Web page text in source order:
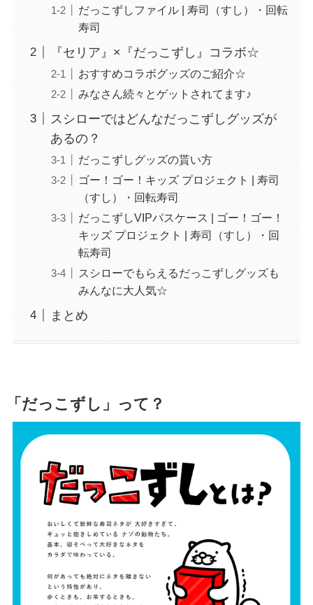
だっこずしファイル | 寿司（すし）・回転
寿司
『セリア』×『だっこずし』コラボ☆
おすすめコラボグッズのご紹介☆
みなさん続々とゲットされてます♪
スシローではどんなだっこずしグッズが
あるの？
だっこずしグッズの貰い方
ゴー！ゴー！キッズ プロジェクト | 寿司
（すし）・回転寿司
だっこずしVIPパスケース | ゴー！ゴー！
キッズ プロジェクト | 寿司（すし）・回
転寿司
スシローでもらえるだっこずしグッズも
みんなに大人気☆
まとめ
「だっこずし」って？